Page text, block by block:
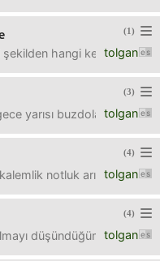
(1)
tolgan
hangi kelime
(3)
tolgan
yarısı buzdolabı
(4)
tolgan
notluk arıyorum
(4)
tolgan
düşündüğüm kahve